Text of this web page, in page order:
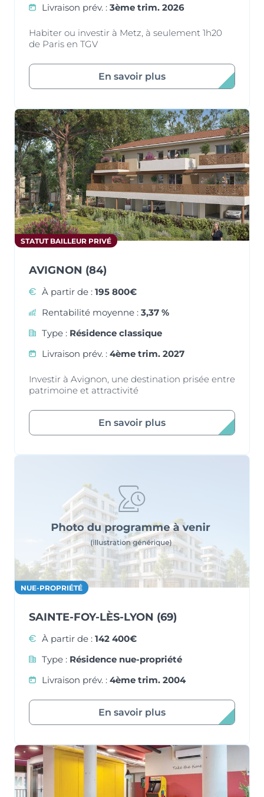
Livraison prév. : 3ème trim. 2026
Habiter ou investir à Metz, à seulement 1h20
de Paris en TGV
En savoir plus
STATUT BAILLEUR PRIVÉ
AVIGNON (84)
À partir de : 195 800€
Rentabilité moyenne : 3,37 %
Type : Résidence classique
Livraison prév. : 4ème trim. 2027
Investir à Avignon, une destination prisée entre
patrimoine et attractivité
En savoir plus
NUE-PROPRIÉTÉ
SAINTE-FOY-LÈS-LYON (69)
À partir de : 142 400€
Type : Résidence nue-propriété
Livraison prév. : 4ème trim. 2004
En savoir plus